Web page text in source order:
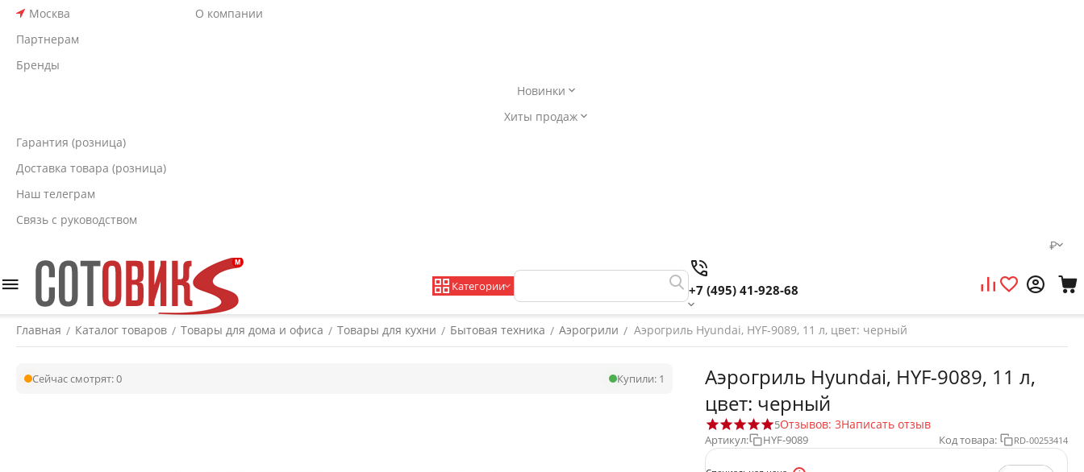
Москва
О компании
Партнерам
Бренды
Новинки
Хиты продаж
Гарантия (розница)
Доставка товара (розница)
Наш телеграм
Связь с руководством
₽
Категории +7 (495) 41-928-68
Главная / Каталог товаров / Товары для дома и офиса / Товары для кухни / Бытовая техника / Аэрогрили / Аэрогриль Hyundai, HYF-9089, 11 л, цвет: черный
Сейчас смотрят:0 Купили: 1
Аэрогриль Hyundai, HYF-9089, 11 л,
цвет: черный
5Отзывов: 3Написать отзыв
Артикул: HYF-9089 Код товара: RD-00253414